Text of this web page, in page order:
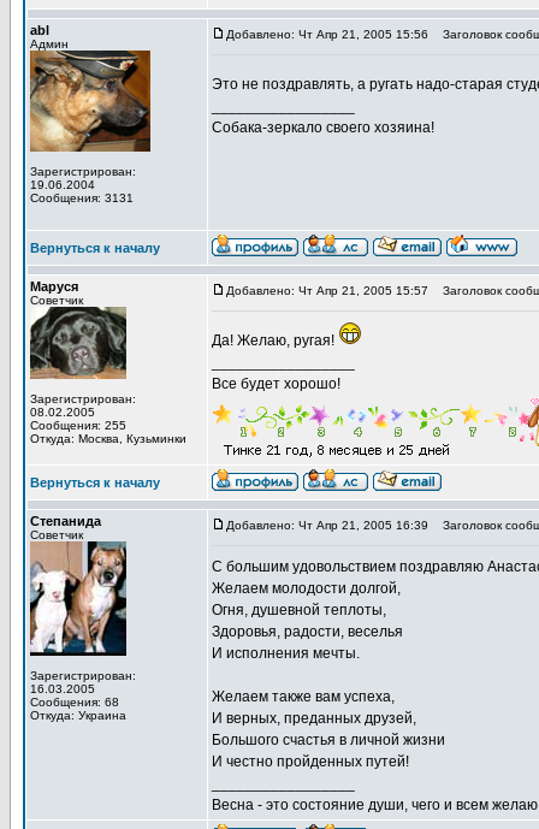
abl
Админ
Зарегистрирован:
19.06.2004
Сообщения: 3131
Добавлено: Чт Апр 21, 2005 15:56 Заголовок
Это не поздравлять, а ругать надо-старая
Собака-зеркало своего хозяина!
Вернуться к началу
Маруся
Советчик
Зарегистрирован:
08.02.2005
Сообщения: 255
Откуда: Москва, Кузьминки
Добавлено: Чт Апр 21, 2005 15:57 Заголовок
Да! Желаю, ругая!
Все будет хорошо!
Вернуться к началу
Степанида
Советчик
Зарегистрирован:
16.03.2005
Сообщения: 68
Откуда: Украина
Добавлено: Чт Апр 21, 2005 16:39 Заголовок
С большим удовольствием поздравляю
Желаем молодости долгой,
Огня, душевной теплоты,
Здоровья, радости, веселья
И исполнения мечты.
Желаем также вам успеха,
И верных, преданных друзей,
Большого счастья в личной жизни
И честно пройденных путей!
Весна - это состояние души, чего и всем